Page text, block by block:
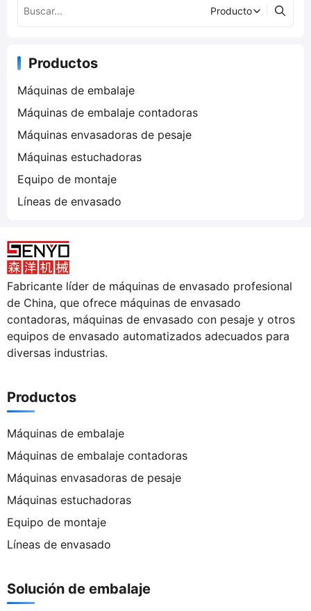
Productos
Máquinas de embalaje
Máquinas de embalaje contadoras
Máquinas envasadoras de pesaje
Máquinas estuchadoras
Equipo de montaje
Líneas de envasado
Fabricante líder de máquinas de envasado profesional
de China, que ofrece máquinas de envasado
contadoras, máquinas de envasado con pesaje y otros
equipos de envasado automatizados adecuados para
diversas industrias.
Productos
Máquinas de embalaje
Máquinas de embalaje contadoras
Máquinas envasadoras de pesaje
Máquinas estuchadoras
Equipo de montaje
Líneas de envasado
Solución de embalaje